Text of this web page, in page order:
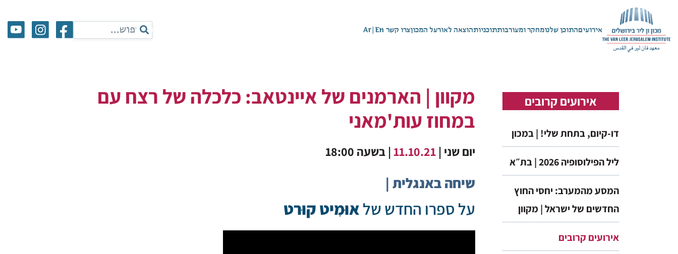
אירועיםהתוכן שלנומחקר ומעורבותתוכניותהוצאה לאורעל המכוןצרו קשר En
|
Ar
אירועים קרובים
דו-קיום, בתחת שלי! | במכון
ליל הפילוסופיה 2026 | בת״א
המסע מהמערב: יחסי החוץ
החדשים של ישראל | מקוון
אירועים קרובים
מקוון | הארמנים של איינטאב: כלכלה של רצח עם
במחוז עות'מאני
יום שני | 11.10.21 | בשעה 18:00
שיחה באנגלית |
על ספרו החדש שלאוּמִיט קוּרט